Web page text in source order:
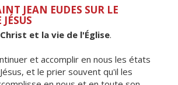
JEAN EUDES SUR LE
et la vie de l'Église.
et accomplir en nous les états
et le prier souvent qu'il les